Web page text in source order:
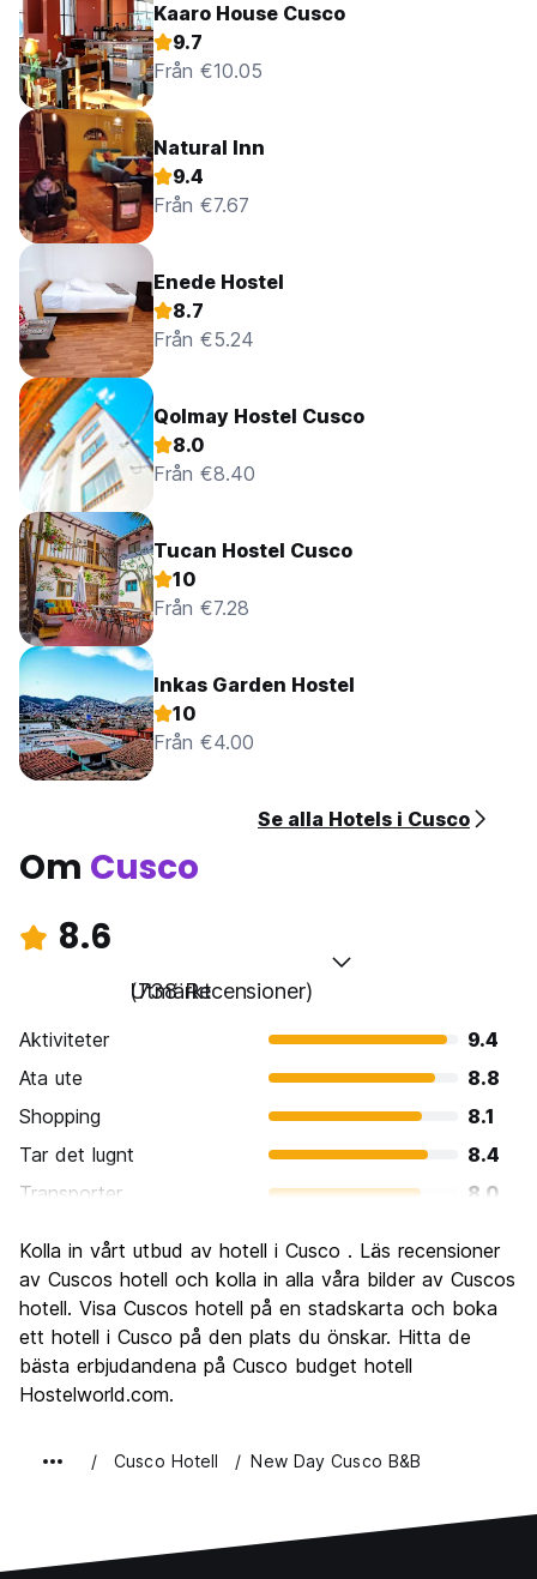
Kaaro House Cusco
9.7
Från €10.05
Natural Inn
9.4
Från €7.67
Enede Hostel
8.7
Från €5.24
Qolmay Hostel Cusco
8.0
Från €8.40
Tucan Hostel Cusco
10
Från €7.28
Inkas Garden Hostel
10
Från €4.00
Se alla Hotels i Cusco
Om Cusco
8.6
Utmärkt
(738 Recensioner)
Aktiviteter
9.4
Ata ute
8.8
Shopping
8.1
Tar det lugnt
8.4
Transporter
8.0
Kultur
9.5
Festa
8.0
Värde för pengarna
8.2
Kolla in vårt utbud av hotell i Cusco . Läs recensioner
av Cuscos hotell och kolla in alla våra bilder av Cuscos
hotell. Visa Cuscos hotell på en stadskarta och boka
ett hotell i Cusco på den plats du önskar. Hitta de
bästa erbjudandena på Cusco budget hotell
Hostelworld.com.
Cusco Hotell New Day Cusco B&B